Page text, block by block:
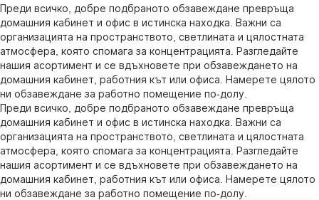
Преди всичко, добре подбраното обзавеждане превръща
домашния кабинет и офис в истинска находка. Важни са
организацията на пространството, светлината и цялостната
атмосфера, която спомага за концентрацията. Разгледайте
нашия асортимент и се вдъхновете при обзавеждането на
домашния кабинет, работния кът или офиса. Намерете цялото
ни обзавеждане за работно помещение по-долу.
Преди всичко, добре подбраното обзавеждане превръща
домашния кабинет и офис в истинска находка. Важни са
организацията на пространството, светлината и цялостната
атмосфера, която спомага за концентрацията. Разгледайте
нашия асортимент и се вдъхновете при обзавеждането на
домашния кабинет, работния кът или офиса. Намерете цялото
ни обзавеждане за работно помещение по-долу.